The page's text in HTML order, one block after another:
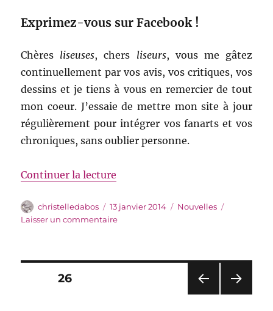
Exprimez-vous sur Facebook !
Chères liseuses, chers liseurs, vous me gâtez
continuellement par vos avis, vos critiques, vos
dessins et je tiens à vous en remercier de tout
mon coeur. J’essaie de mettre mon site à jour
régulièrement pour intégrer vos fanarts et vos
chroniques, sans oublier personne.
Continuer la lecture
Auteur
christelledabos
Publié
le
13 janvier 2014 Catégories
Nouvelles
Laisser un commentairesur
Pagination
PAGE26